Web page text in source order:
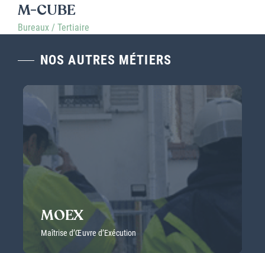
M-CUBE
Bureaux / Tertiaire
NOS AUTRES MÉTIERS
MOEX
Maîtrise d’Œuvre d’Exécution